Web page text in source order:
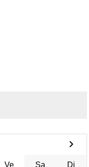
Ve Sa Di